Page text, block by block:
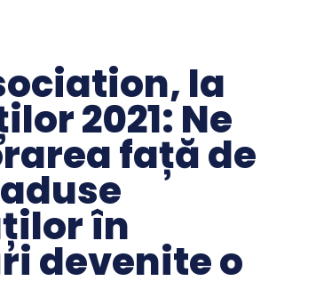
la
2021: Ne
față de
în
devenite o